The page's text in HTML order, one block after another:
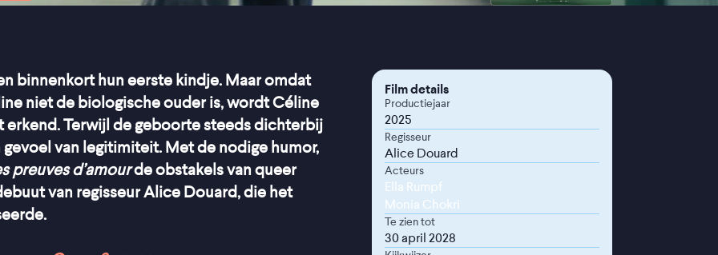
binnenkort hun eerste kindje. Maar omdat
niet de biologische ouder is, wordt Céline
erkend. Terwijl de geboorte steeds dichterbij
van legitimiteit. Met de nodige humor,
preuves d’amourde obstakels van queer
van regisseur Alice Douard, die het
Film details
Productiejaar
2025
Regisseur
Alice Douard
Acteurs
Ella Rumpf
Monia Chokri
Te zien tot
30 april 2028